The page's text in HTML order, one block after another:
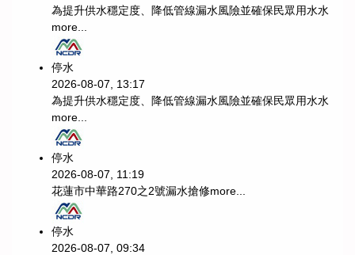
為提升供水穩定度、降低管線漏水風險並確保民眾用水水
more...
停水
2026-08-07, 13:17
為提升供水穩定度、降低管線漏水風險並確保民眾用水水
more...
停水
2026-08-07, 11:19
花蓮市中華路270之2號漏水搶修more...
停水
2026-08-07, 09:34